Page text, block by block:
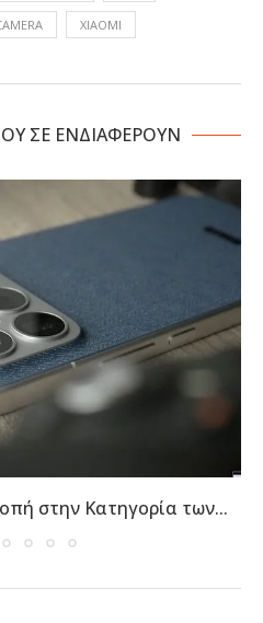
XIAOMI
ΣΕ ΕΝΔΙΑΦΕΡΟΥΝ
στην Κατηγορία των...